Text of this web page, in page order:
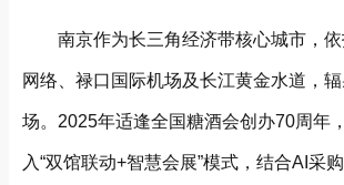
南京作为长三角经济带核心城市，依
网络、禄口国际机场及长江黄金水道，
场。2025年适逢全国糖酒会创办70周年
入“双馆联动+智慧会展”模式，结合AI采